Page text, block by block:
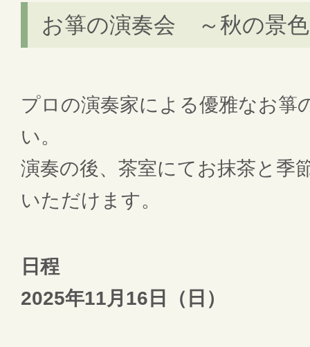
お箏の演奏会 ～秋の景
プロの演奏家による優雅なお箏
い。
演奏の後、茶室にてお抹茶と季
いただけます。
日程
2025年11月16日（日）